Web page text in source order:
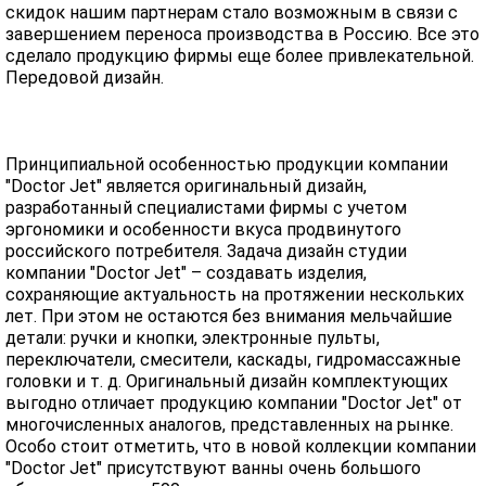
скидок нашим партнерам стало возможным в связи с
завершением переноса производства в Россию. Все это
сделало продукцию фирмы еще более привлекательной.
Передовой дизайн.
Принципиальной особенностью продукции компании
"Doctor Jet" является оригинальный дизайн,
разработанный специалистами фирмы с учетом
эргономики и особенности вкуса продвинутого
российского потребителя. Задача дизайн студии
компании "Doctor Jet" – создавать изделия,
сохраняющие актуальность на протяжении нескольких
лет. При этом не остаются без внимания мельчайшие
детали: ручки и кнопки, электронные пульты,
переключатели, смесители, каскады, гидромассажные
головки и т. д. Оригинальный дизайн комплектующих
выгодно отличает продукцию компании "Doctor Jet" от
многочисленных аналогов, представленных на рынке.
Особо стоит отметить, что в новой коллекции компании
"Doctor Jet" присутствуют ванны очень большого